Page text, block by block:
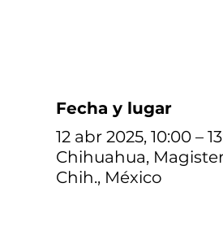
Fecha y lugar
12 abr 2025, 10:00 –
Chihuahua,
Chih., México